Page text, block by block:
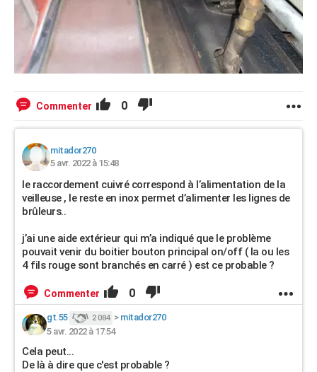
Commenter 0
mitador270
5 avr. 2022 à 15:48
le raccordement cuivré correspond à l’alimentation de la
veilleuse , le reste en inox permet d’alimenter les lignes de
brûleurs..
j’ai une aide extérieur qui m’a indiqué que le problème
pouvait venir du boitier bouton principal on/off ( la ou les
4 fils rouge sont branchés en carré ) est ce probable ?
Commenter 0
gt.55 2 084 > mitador270
5 avr. 2022 à 17:54
Cela peut...
De là à dire que c'est probable ?